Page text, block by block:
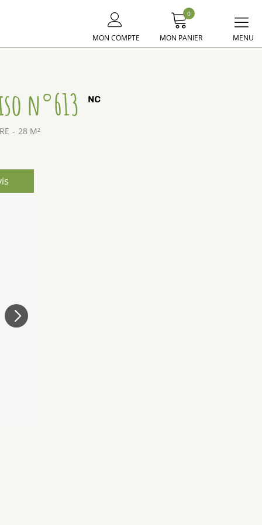
MON COMPTE MON PANIER
0
principal
n°613
28 M²